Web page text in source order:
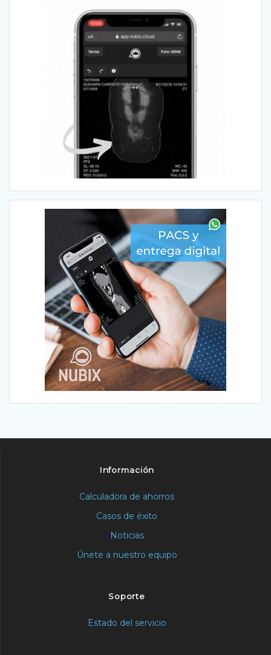
Información
Calculadora de ahorros
Casos de éxito
Noticias
Únete a nuestro equipo
Soporte
Estado del servicio